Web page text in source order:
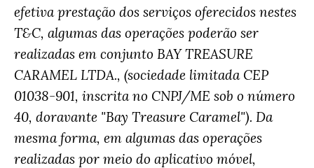
efetiva prestação dos serviços oferecidos nestes
T&C, algumas das operações poderão ser
realizadas em conjunto BAY TREASURE
CARAMEL LTDA., (sociedade limitada CEP
01038-901, inscrita no CNPJ/ME sob o número
40, doravante "Bay Treasure Caramel"). Da
mesma forma, em algumas das operações
realizadas por meio do aplicativo móvel,